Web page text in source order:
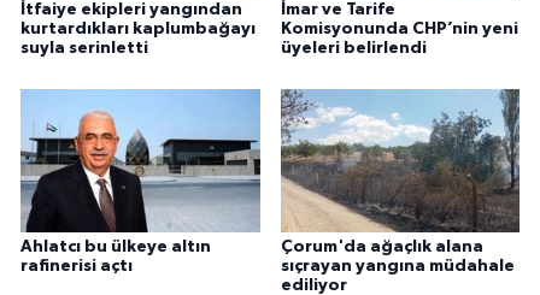
İtfaiye ekipleri yangından
kurtardıkları kaplumbağayı
suyla serinletti
İmar ve Tarife
Komisyonunda CHP’nin yeni
üyeleri belirlendi
Ahlatcı bu ülkeye altın
rafinerisi açtı
Çorum'da ağaçlık alana
sıçrayan yangına müdahale
ediliyor